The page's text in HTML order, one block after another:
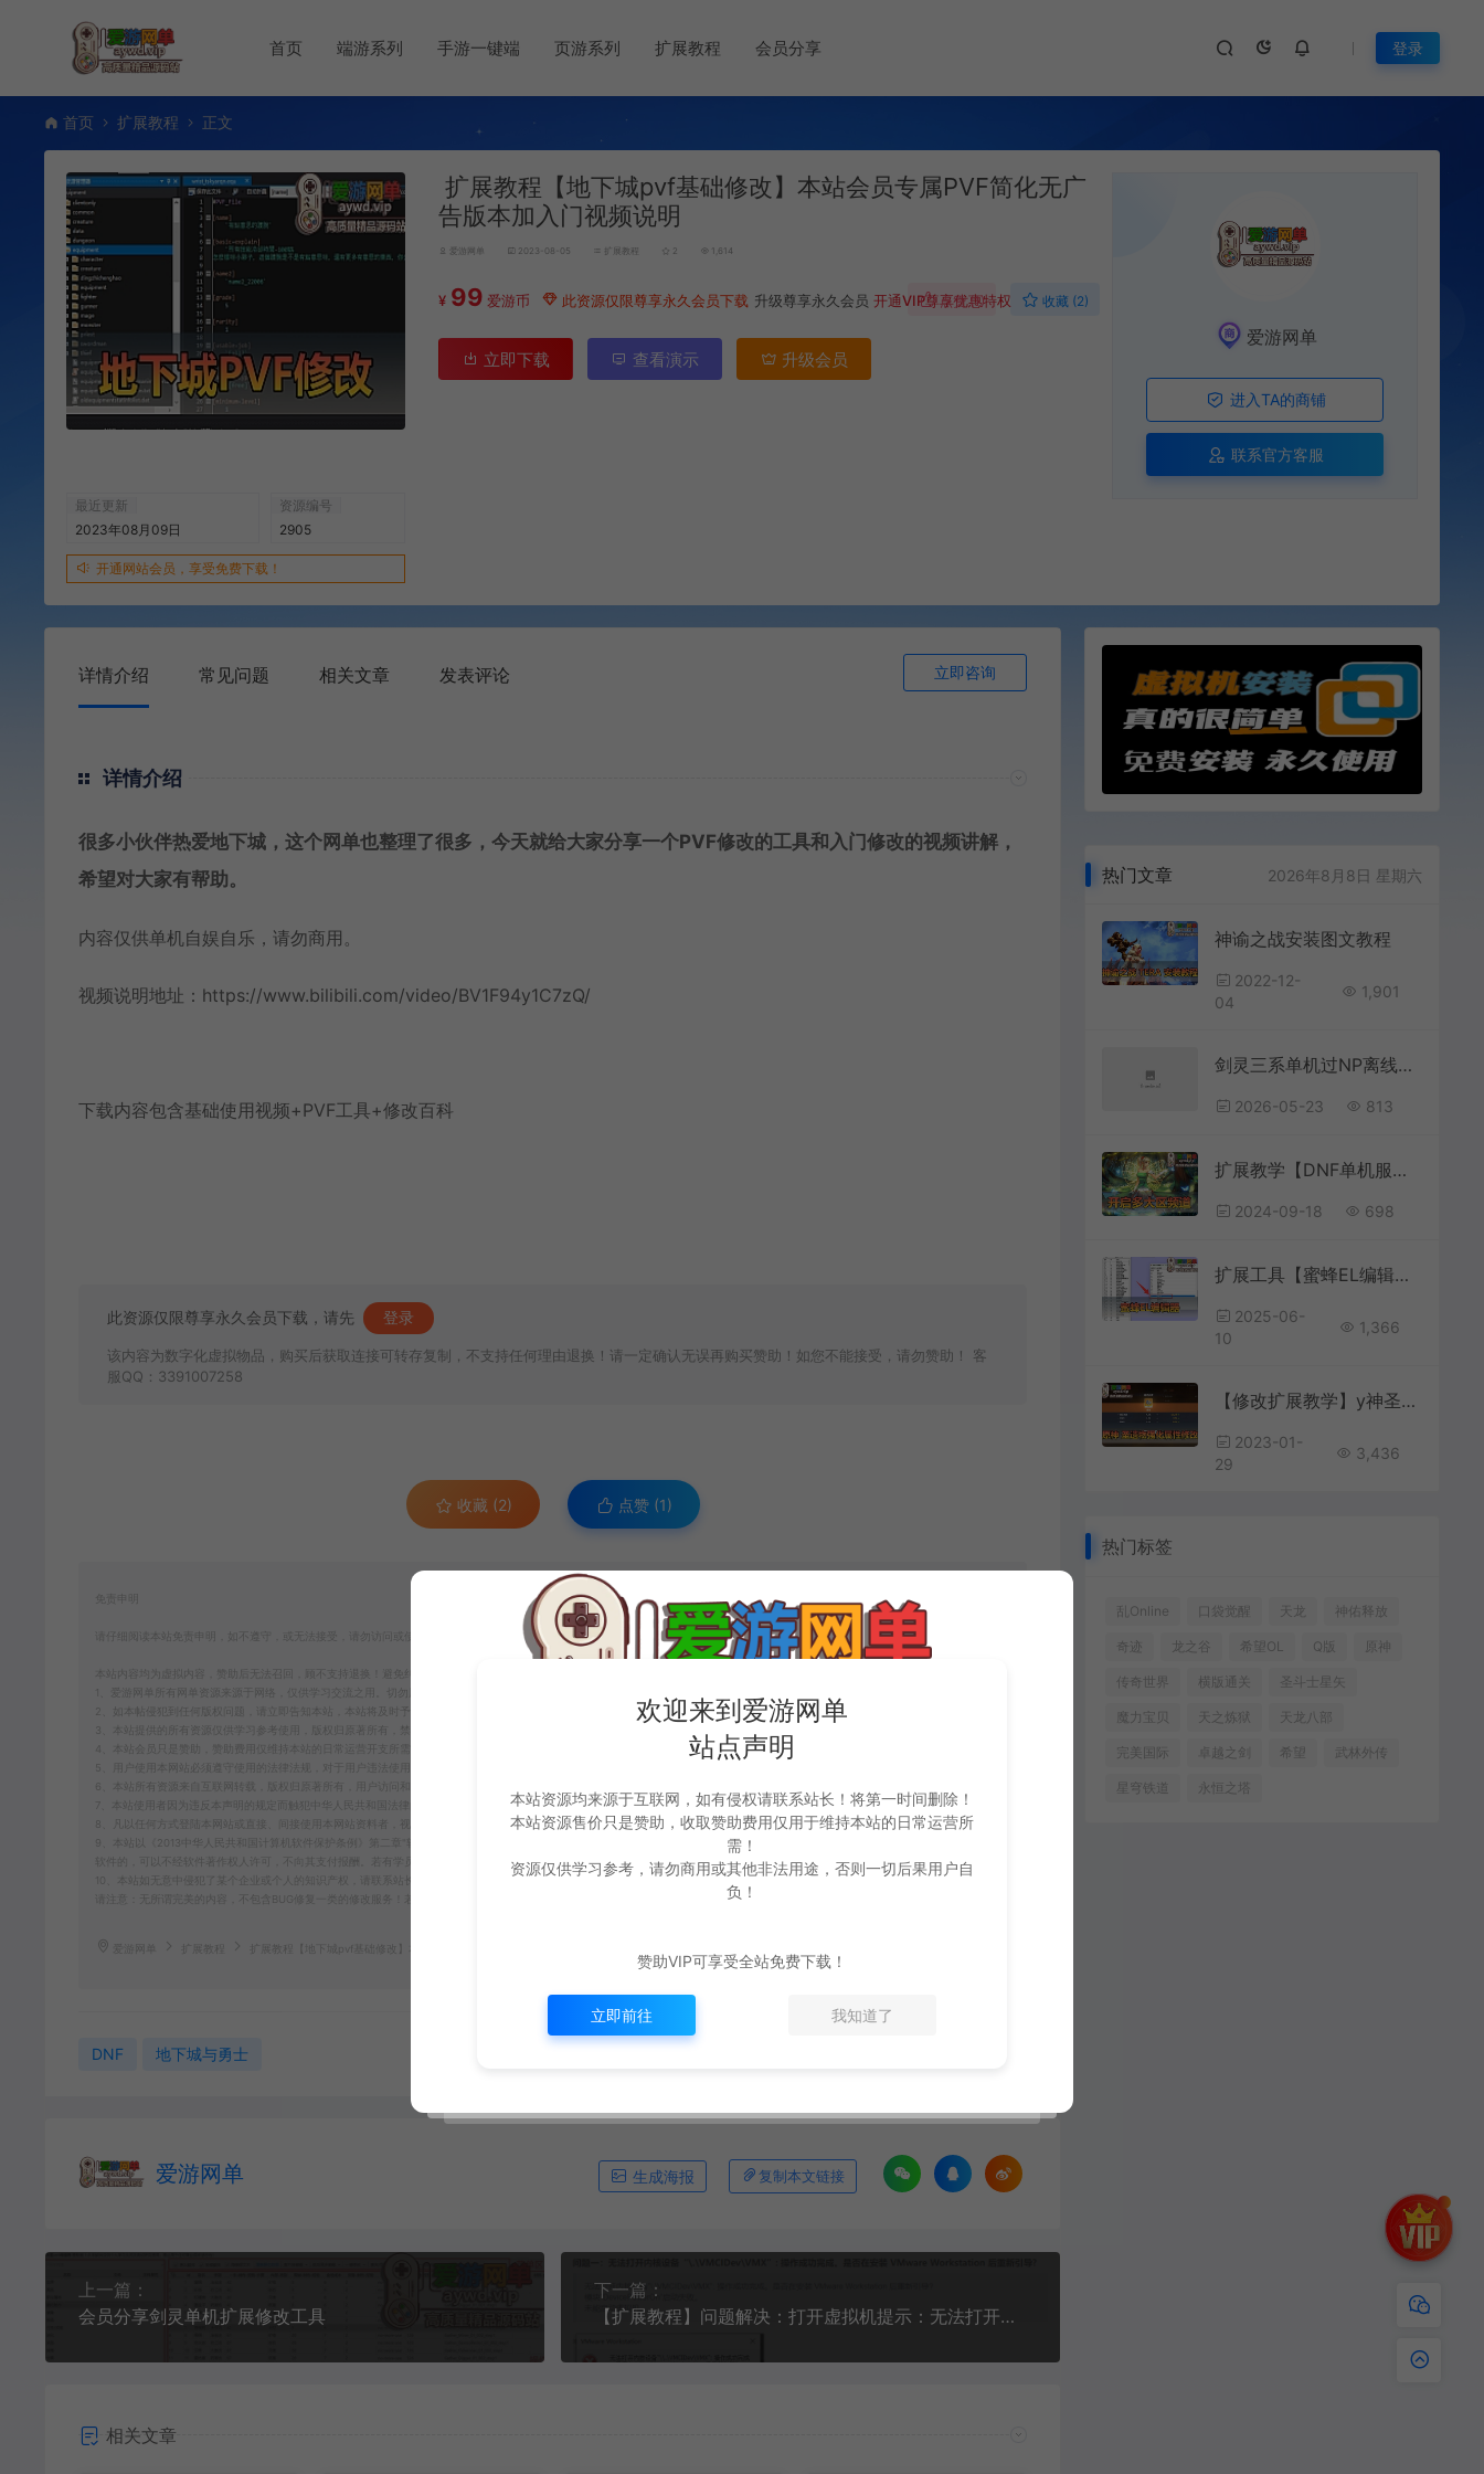
首页 端游系列 手游一键端 页游系列 扩展教程 会员分享 登录
首页 扩展教程 正文
最近更新
2023年08月09日
资源编号
2905
开通网站会员，享受免费下载！
扩展教程【地下城pvf基础修改】本站会员专属PVF简化无广
告版本加入门视频说明
爱游网单 2023-08-05 扩展教程 2 1,614
¥ 99 爱游币 此资源仅限尊享永久会员下载 升级尊享永久会员 开通VIP尊享优惠特权
点赞 (1) 收藏 (2)
立即下载 查看演示 升级会员
爱游网单
进入TA的商铺
联系官方客服
详情介绍 常见问题 相关文章 发表评论 立即咨询
详情介绍
很多小伙伴热爱地下城，这个网单也整理了很多，今天就给大家分享一个PVF修改的工具和入门修改的视频讲解，
希望对大家有帮助。
内容仅供单机自娱自乐，请勿商用。
视频说明地址：https://www.bilibili.com/video/BV1F94y1C7zQ/
下载内容包含基础使用视频+PVF工具+修改百科
此资源仅限尊享永久会员下载，请先 登录
该内容为数字化虚拟物品，购买后获取连接可转存复制，不支持任何理由退换！请一定确认无误再购买赞助！如您不能接受，请勿赞助！ 客
服QQ：3391007258
收藏 (2) 点赞 (1)
免责申明
请仔细阅读本站免责申明，如不遵守，或无法接受，请勿访问或使用本网站！
本站内容均为虚拟内容，赞助后无法召回，顾不支持退换！避免纠纷耽误时间！介意勿赞助！
1、爱游网单所有网单资源来源于网络，仅供学习交流之用。切勿用于商业用途。
2、如本帖侵犯到任何版权问题，请立即告知本站，本站将及时予与删除并致以最深的歉意！
3、本站提供的所有资源仅供学习参考使用，版权归原著所有，禁止下载本站资源参与商业和非法行为，请在24小时之内自行删除！
4、本站会员只是赞助，赞助费用仅维持本站的日常运营开支所需！若您需要商业运营或用于其他商业活动，请您购买正版授权并合法使用！
5、用户使用本网站必须遵守使用的法律法规，对于用户违法使用本站非法运营而引起的一切责任由用户自行承担！
6、本站所有资源来自互联网转载，版权归原著所有，用户访问和使用本站的条件是必须接受本站“免责申明”，如不遵守，请勿访问或使用本网站！
7、本站使用者因为违反本声明的规定而触犯中华人民共和国法律的，一切后果自己负责，本站不承担任何责任本站已经进行告知义务。
8、凡以任何方式登陆本网站或直接、间接使用本网站资料者，视为自愿接受本网站声明的约束。
9、本站以《2013中华人民共和国计算机软件保护条例》第二章"软件菩作权” 第十七条为原则：为了学习和研究软件内含的设计思想和原理，通过安装显示传输或者存储软件等方式使用
软件的，可以不经软件著作权人许可，不向其支付报酬。若有学员需要商用本站资源，请务必联系版权方购买正版授权！
10、本站如无意中侵犯了某个企业或个人的知识产权，请联系站长，邮箱：185529643@qq.com告知，本站将立即删除并致以最深的歉意！
请注意：无所谓完美的内容，不包含BUG修复一类的修改服务！若要求较高追求完美请勿赞助！
爱游网单 扩展教程 扩展教程【地下城pvf基础修改】本站会员专属PVF简化无广告版本加入门视频说明
DNF 地下城与勇士
爱游网单 生成海报 复制本文链接
上一篇：
会员分享剑灵单机扩展修改工具
下一篇：
【扩展教程】问题解决：打开虚拟机提示：无法打开内核设备“\.\VMCIDev\VMX”解决方法
相关文章
热门文章 2026年8月8日 星期六
神谕之战安装图文教程
2022-12-
04
1,901
剑灵三系单机过NP离线补丁 解决4049报错 适配384及之后客户端
2026-05-23 813
扩展教学【DNF单机服务端开启频道方法】开启狄瑞吉、卡恩、希洛克大区公平PVP决斗场和子频道发方法
2024-09-18 698
扩展工具【蜜蜂EL编辑器】适用于大部分完美国际诛仙笑傲江湖武林外传的element文件读取和编辑
2025-06-
10
1,366
【修改扩展教学】y神圣遗物强化和属性修改修改工具文本教程
2023-01-
29
3,436
热门标签
乱Online 口袋觉醒 天龙 神佑释放
奇迹 龙之谷 希望OL Q版 原神
传奇世界 横版通关 圣斗士星矢
魔力宝贝 天之炼狱 天龙八部
完美国际 卓越之剑 希望 武林外传
星穹铁道 永恒之塔
欢迎来到爱游网单
站点声明
本站资源均来源于互联网，如有侵权请联系站长！将第一时间删除！
本站资源售价只是赞助，收取赞助费用仅用于维持本站的日常运营所
需！
资源仅供学习参考，请勿商用或其他非法用途，否则一切后果用户自
负！
赞助VIP可享受全站免费下载！
立即前往 我知道了